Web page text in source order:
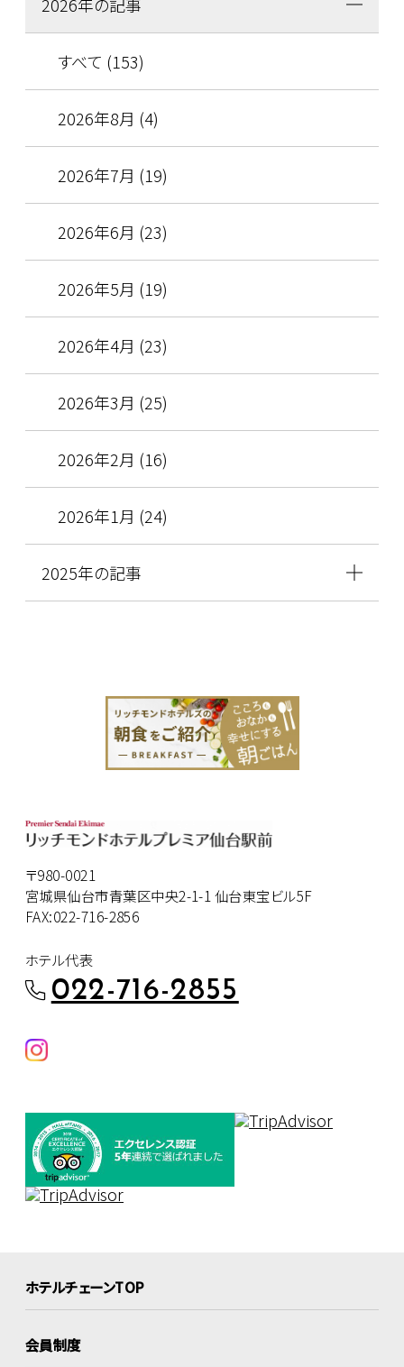
2026年の記事
すべて (153)
2026年8月 (4)
2026年7月 (19)
2026年6月 (23)
2026年5月 (19)
2026年4月 (23)
2026年3月 (25)
2026年2月 (16)
2026年1月 (24)
2025年の記事
〒980-0021
宮城県仙台市青葉区中央2-1-1 仙台東宝ビル5F
FAX:022-716-2856
ホテル代表
022-716-2855
ホテルチェーンTOP
会員制度